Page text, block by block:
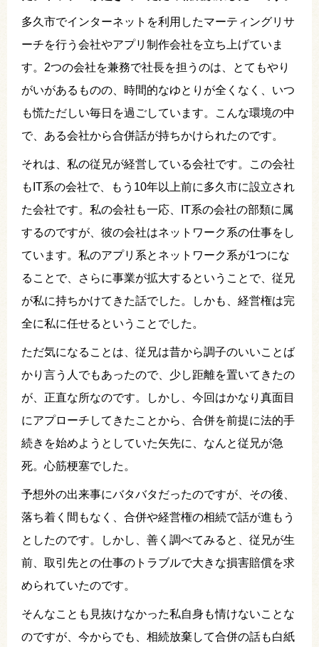
多久市でインターネットを利用したマーティングリサ
ーチを行う会社やアプリ制作会社を立ち上げていま
す。2つの会社を兼務で社長を担うのは、とてもやり
がいがあるものの、時間的なゆとりが全くなく、いつ
も慌ただしい毎日を過ごしています。こんな環境の中
で、ある会社から合併話が持ちかけられたのです。
それは、私の従兄が経営している会社です。この会社
もIT系の会社で、もう10年以上前に多久市に設立され
た会社です。私の会社も一応、IT系の会社の部類に属
するのですが、彼の会社はネットワーク系の仕事をし
ています。私のアプリ系とネットワーク系が1つにな
ることで、さらに事業が拡大するということで、従兄
が私に持ちかけてきた話でした。しかも、経営権は完
全に私に任せるということでした。
ただ気になることは、従兄は昔から調子のいいことば
かり言う人でもあったので、少し距離を置いてきたの
が、正直な所なのです。しかし、今回はかなり真面目
にアプローチしてきたことから、合併を前提に法的手
続きを始めようとしていた矢先に、なんと従兄が急
死。心筋梗塞でした。
予想外の出来事にバタバタだったのですが、その後、
落ち着く間もなく、合併や経営権の相続で話が進もう
としたのです。しかし、善く調べてみると、従兄が生
前、取引先との仕事のトラブルで大きな損害賠償を求
められていたのです。
そんなことも見抜けなかった私自身も情けないことな
のですが、今からでも、相続放棄して合併の話も白紙